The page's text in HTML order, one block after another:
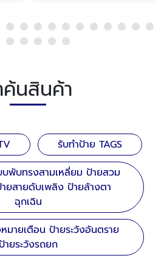
ค้นสินค้า
รับทำป้าย TAGS
บพับทรงสามเหลี่ยม ป้ายสวม
ยสายดับเพลิง ป้ายล้างตา
ฉุกเฉิน
มายเตือน ป้ายระวังอันตราย
ป้ายระวังรถยก